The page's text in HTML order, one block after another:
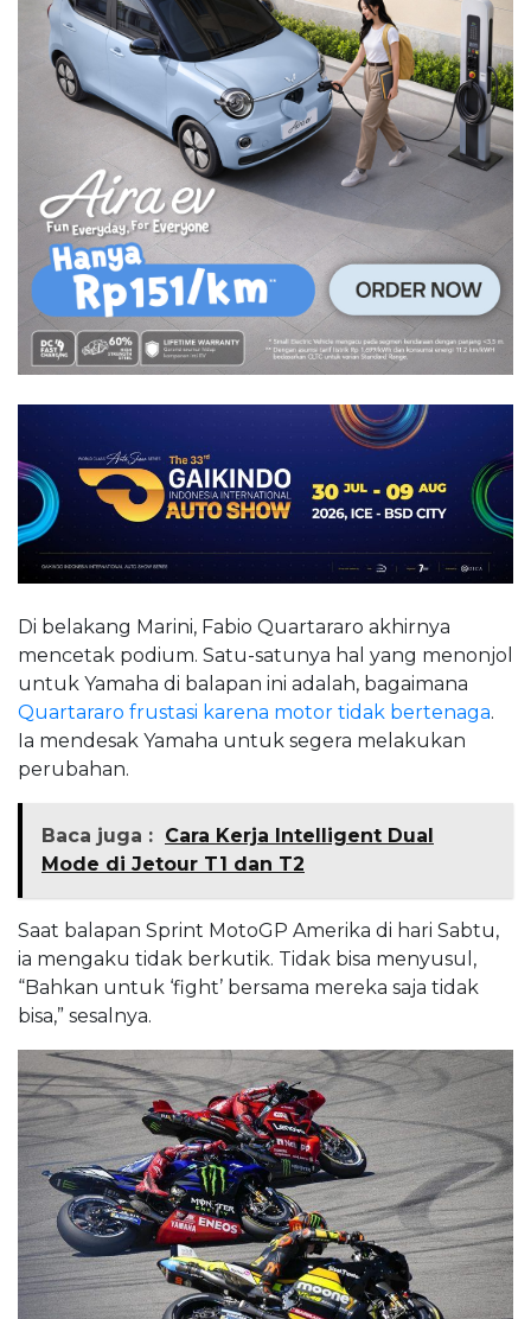
Di belakang Marini, Fabio Quartararo akhirnya
mencetak podium. Satu-satunya hal yang menonjol
untuk Yamaha di balapan ini adalah, bagaimana
Quartararo frustasi karena motor tidak bertenaga.
Ia mendesak Yamaha untuk segera melakukan
perubahan.
Baca juga : Cara Kerja Intelligent Dual
Mode di Jetour T1 dan T2
Saat balapan Sprint MotoGP Amerika di hari Sabtu,
ia mengaku tidak berkutik. Tidak bisa menyusul,
“Bahkan untuk ‘fight’ bersama mereka saja tidak
bisa,” sesalnya.